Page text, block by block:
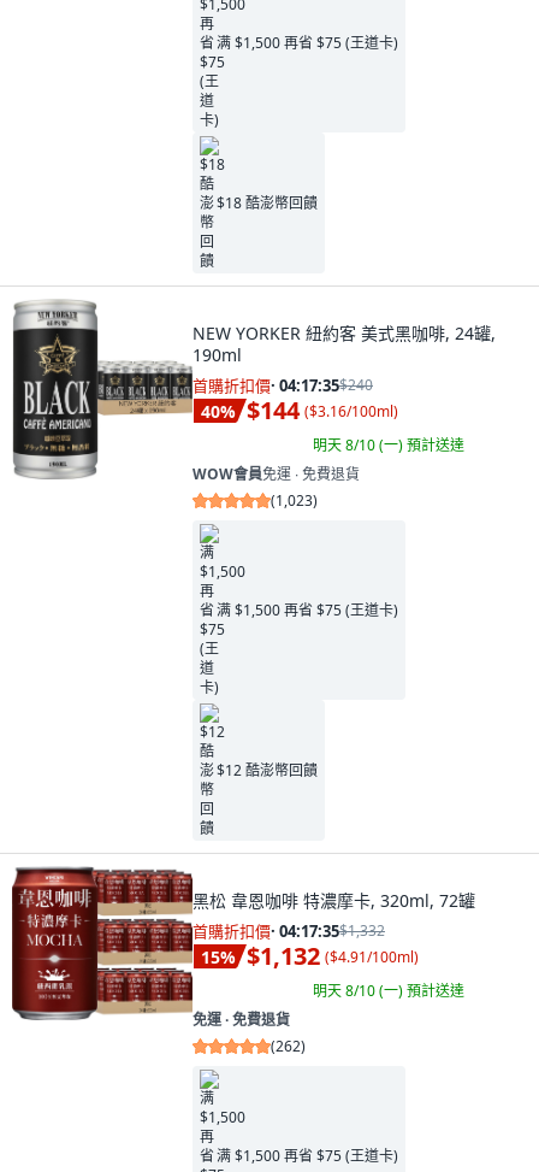
满 $1,500 再省 $75 (王道卡)
$18 酷澎幣回饋
NEW YORKER 紐約客 美式黑咖啡, 24罐,
190ml
首購折扣價· 04:17:34$240
40% $144 ($3.16/100ml)
明天 8/10 (一)預計送達
WOW會員免運 ∙ 免費退貨
(1,023)
满 $1,500 再省 $75 (王道卡)
$12 酷澎幣回饋
黑松 韋恩咖啡 特濃摩卡, 320ml, 72罐
首購折扣價· 04:17:34$1,332
15% $1,132 ($4.91/100ml)
明天 8/10 (一)預計送達
免運 ∙ 免費退貨
(262)
满 $1,500 再省 $75 (王道卡)